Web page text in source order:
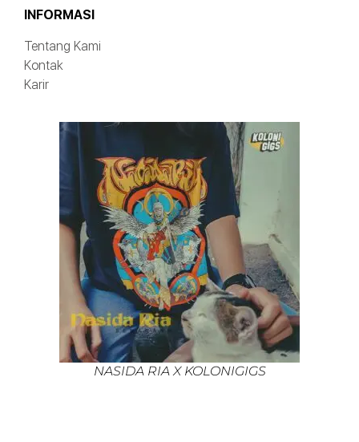
INFORMASI
Tentang Kami
Kontak
Karir
NASIDA RIA X KOLONIGIGS